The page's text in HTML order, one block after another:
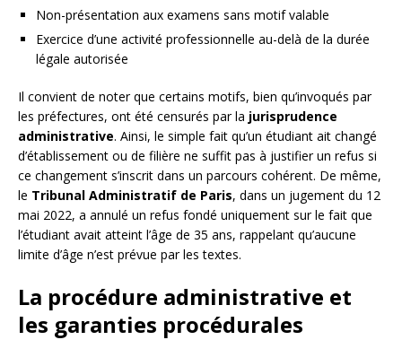
Non-présentation aux examens sans motif valable
Exercice d’une activité professionnelle au-delà de la durée
légale autorisée
Il convient de noter que certains motifs, bien qu’invoqués par
les préfectures, ont été censurés par la jurisprudence
administrative. Ainsi, le simple fait qu’un étudiant ait changé
d’établissement ou de filière ne suffit pas à justifier un refus si
ce changement s’inscrit dans un parcours cohérent. De même,
le Tribunal Administratif de Paris, dans un jugement du 12
mai 2022, a annulé un refus fondé uniquement sur le fait que
l’étudiant avait atteint l’âge de 35 ans, rappelant qu’aucune
limite d’âge n’est prévue par les textes.
La procédure administrative et
les garanties procédurales